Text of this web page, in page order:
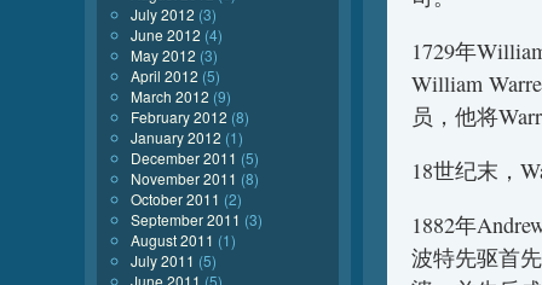
1729年
William
员，他将
18世纪末，
1882年
波特先驱首
July 2012 (3)
June 2012 (4)
May 2012 (3)
April 2012 (5)
March 2012 (9)
February 2012 (8)
January 2012 (1)
December 2011 (5)
November 2011 (8)
October 2011 (2)
September 2011 (3)
August 2011 (1)
July 2011 (5)
June 2011 (5)